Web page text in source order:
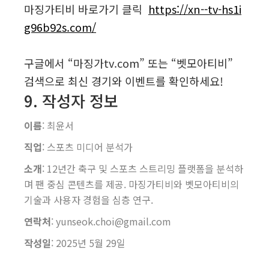
마징가티비 바로가기 클릭 https://xn--tv-hs1i
g96b92s.com/
구글에서 “마징가tv.com” 또는 “벳모아티비”
검색으로 최신 경기와 이벤트를 확인하세요!
9. 작성자 정보
이름: 최윤서
직업: 스포츠 미디어 분석가
소개: 12년간 축구 및 스포츠 스트리밍 플랫폼을 분석하
며 팬 중심 콘텐츠를 제공. 마징가티비와 벳모아티비의
기술과 사용자 경험을 심층 연구.
연락처: yunseok.choi@gmail.com
작성일: 2025년 5월 29일